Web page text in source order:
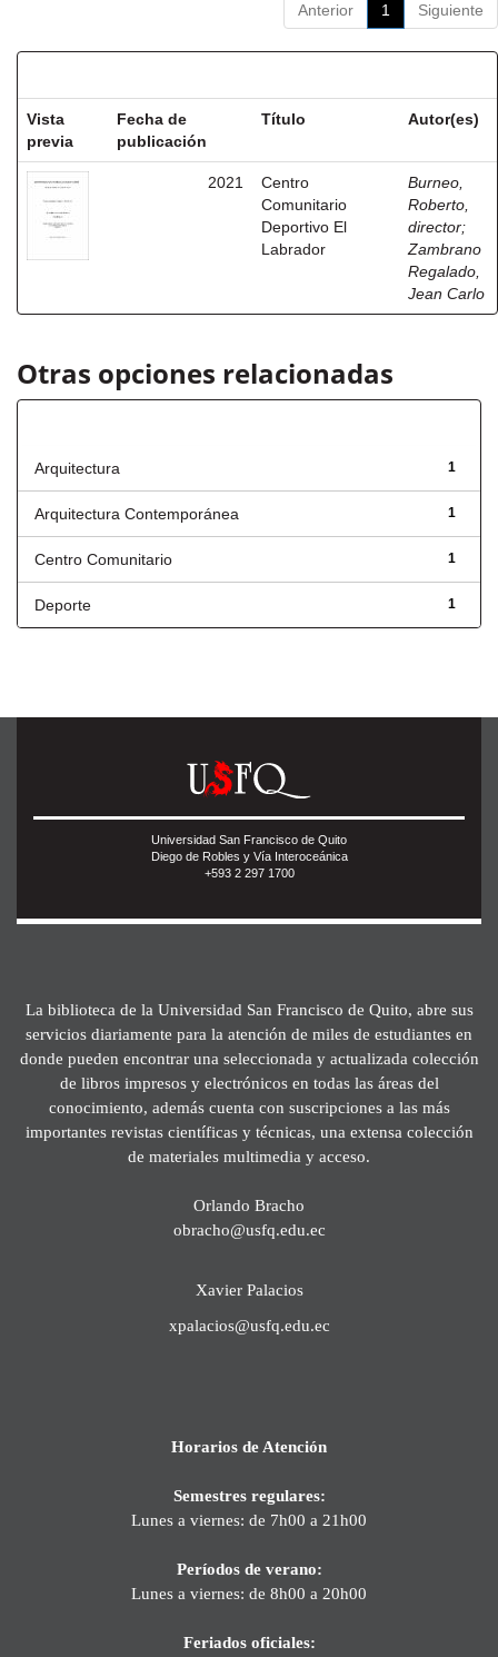
Anterior 1 Siguiente
Vista
previa
Fecha de
publicación
Título Autor(es)
2021
Centro
Comunitario
Deportivo El
Labrador
Burneo,
Roberto,
director;
Zambrano
Regalado,
Jean Carlo
Otras opciones relacionadas
1
Arquitectura
1
Arquitectura Contemporánea
1
Centro Comunitario
1
Deporte
Universidad San Francisco de Quito
Diego de Robles y Vía Interoceánica
+593 2 297 1700
La biblioteca de la Universidad San Francisco de Quito, abre sus
servicios diariamente para la atención de miles de estudiantes en
donde pueden encontrar una seleccionada y actualizada colección
de libros impresos y electrónicos en todas las áreas del
conocimiento, además cuenta con suscripciones a las más
importantes revistas científicas y técnicas, una extensa colección
de materiales multimedia y acceso.
Orlando Bracho
obracho@usfq.edu.ec
Xavier Palacios
xpalacios@usfq.edu.ec
Horarios de Atención
Semestres regulares:
Lunes a viernes: de 7h00 a 21h00
Períodos de verano:
Lunes a viernes: de 8h00 a 20h00
Feriados oficiales: